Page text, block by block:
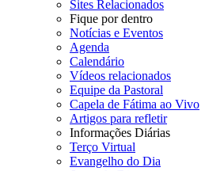
Sites Relacionados
Fique por dentro
Notícias e Eventos
Agenda
Calendário
Vídeos relacionados
Equipe da Pastoral
Capela de Fátima ao Vivo
Artigos para refletir
Informações Diárias
Terço Virtual
Evangelho do Dia